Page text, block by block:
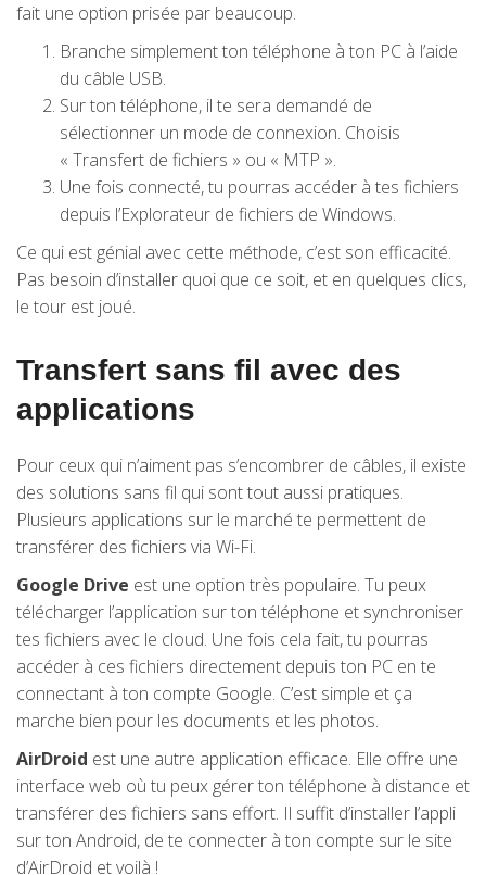
fait une option prisée par beaucoup.
Branche simplement ton téléphone à ton PC à l’aide
du câble USB.
Sur ton téléphone, il te sera demandé de
sélectionner un mode de connexion. Choisis
« Transfert de fichiers » ou « MTP ».
Une fois connecté, tu pourras accéder à tes fichiers
depuis l’Explorateur de fichiers de Windows.
Ce qui est génial avec cette méthode, c’est son efficacité.
Pas besoin d’installer quoi que ce soit, et en quelques clics,
le tour est joué.
Transfert sans fil avec des
applications
Pour ceux qui n’aiment pas s’encombrer de câbles, il existe
des solutions sans fil qui sont tout aussi pratiques.
Plusieurs applications sur le marché te permettent de
transférer des fichiers via Wi-Fi.
Google Drive est une option très populaire. Tu peux
télécharger l’application sur ton téléphone et synchroniser
tes fichiers avec le cloud. Une fois cela fait, tu pourras
accéder à ces fichiers directement depuis ton PC en te
connectant à ton compte Google. C’est simple et ça
marche bien pour les documents et les photos.
AirDroid est une autre application efficace. Elle offre une
interface web où tu peux gérer ton téléphone à distance et
transférer des fichiers sans effort. Il suffit d’installer l’appli
sur ton Android, de te connecter à ton compte sur le site
d’AirDroid et voilà !